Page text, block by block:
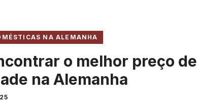
NA ALEMANHA
o melhor preço de
na Alemanha